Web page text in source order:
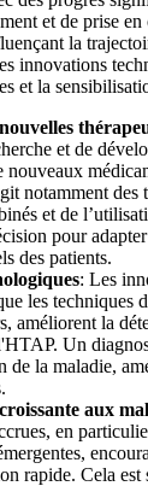
et de prise
la
innovations
et la
et de
nouveaux
notamment des
et de
pour
des patients.
: Les
les techniques
améliorent la
Un
de la maladie,
aux
en
rapide. Cela est